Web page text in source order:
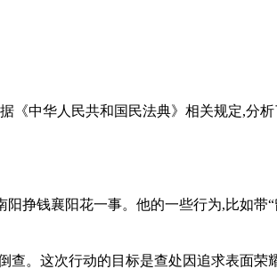
《中华人民共和国民法典》相关规定,分
挣钱襄阳花一事。他的一些行为,比如带
查。这次行动的目标是查处因追求表面荣